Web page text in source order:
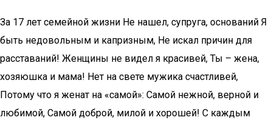
За 17 лет семейной жизни Не нашел, супруга, оснований Я
быть недовольным и капризным, Не искал причин для
расставаний! Женщины не видел я красивей, Ты – жена,
хозяюшка и мама! Нет на свете мужика счастливей,
Потому что я женат на «самой»: Самой нежной, верной и
любимой, Самой доброй, милой и хорошей! С каждым